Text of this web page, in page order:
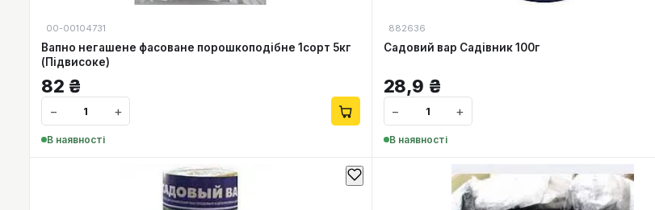
00-00104731
Вапно негашене фасоване порошкоподібне 1сорт 5кг
(Підвисоке)
82 ₴
− +
В наявності
882636
Садовий вар Садівник 100г
28,9 ₴
− +
В наявності